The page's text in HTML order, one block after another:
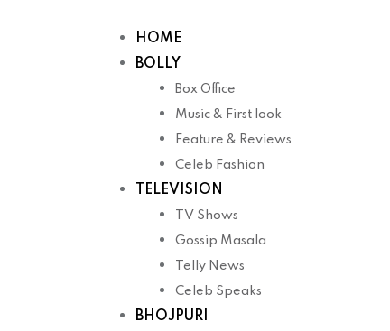
HOME
BOLLY
Box Office
Music & First look
Feature & Reviews
Celeb Fashion
TELEVISION
TV Shows
Gossip Masala
Telly News
Celeb Speaks
BHOJPURI